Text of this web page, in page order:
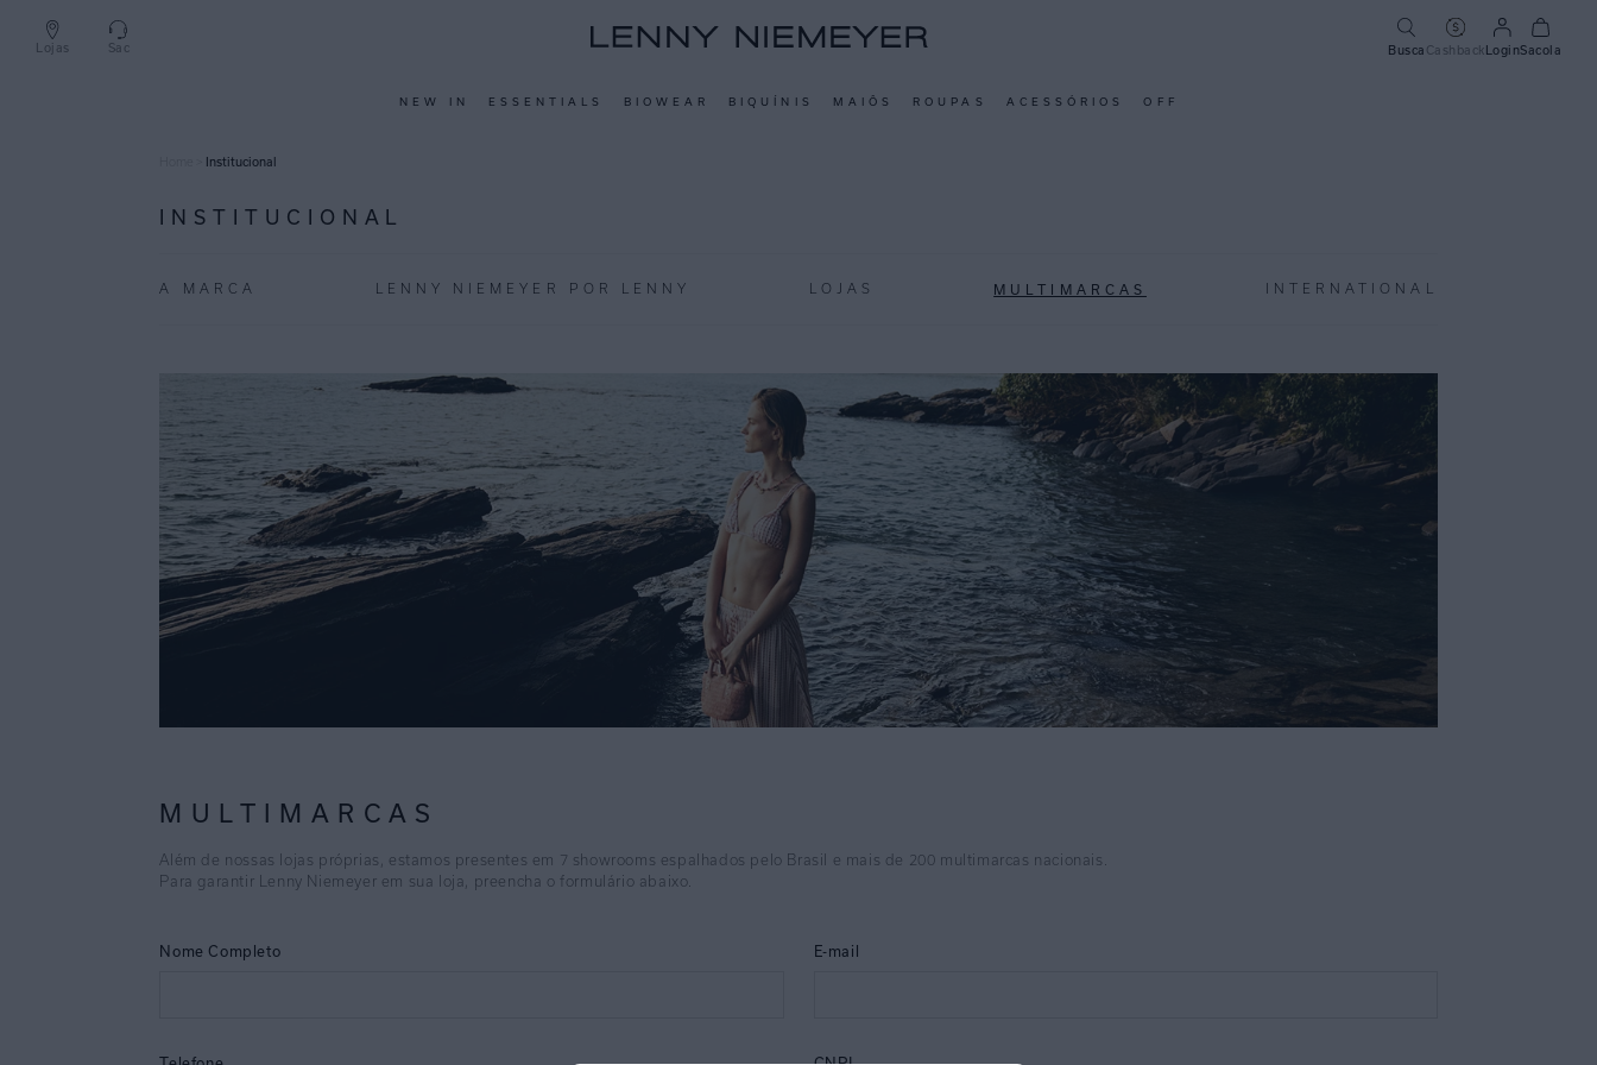
Lojas Sac Busca CashbackLoginSacola
NEW IN ESSENTIALS BIOWEAR BIQUÍNIS MAIÔS ROUPAS ACESSÓRIOS OFF
Institucional
INSTITUCIONAL
A MARCA LENNY NIEMEYER POR LENNY LOJAS MULTIMARCAS INTERNATIONAL
MULTIMARCAS
Além de nossas lojas próprias, estamos presentes em 7 showrooms espalhados pelo Brasil e mais de 200 multimarcas nacionais.
Para garantir Lenny Niemeyer em sua loja, preencha o formulário abaixo.
Nome Completo E-mail